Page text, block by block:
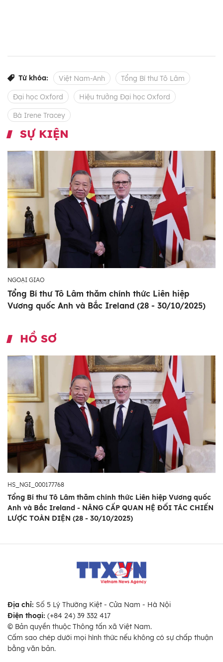
Từ khóa: Việt Nam-Anh Tổng Bí thư Tô Lâm
Đại học Oxford Hiệu trưởng Đại học Oxford
Bà Irene Tracey
SỰ KIỆN
NGOẠI GIAO
Tổng Bí thư Tô Lâm thăm chính thức Liên hiệp
Vương quốc Anh và Bắc Ireland (28 - 30/10/2025)
HỒ SƠ
HS_NGI_000177768
Tổng Bí thư Tô Lâm thăm chính thức Liên hiệp Vương quốc
Anh và Bắc Ireland - NÂNG CẤP QUAN HỆ ĐỐI TÁC CHIẾN
LƯỢC TOÀN DIỆN (28 - 30/10/2025)
Địa chỉ: Số 5 Lý Thường Kiệt - Cửa Nam - Hà Nội
Điện thoại: (+84 24) 39 332 417
© Bản quyền thuộc Thông tấn xã Việt Nam.
Cấm sao chép dưới mọi hình thức nếu không có sự chấp thuận
bằng văn bản.